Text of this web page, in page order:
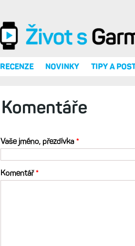
RECENZE NOVINKY TIPY A
Komentáře
Vaše jméno, přezdívka *
Komentář*